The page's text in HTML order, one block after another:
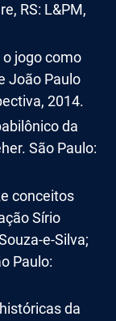
RS: L&PM,
jogo como
João Paulo
2014.
da
São Paulo:
conceitos
Sírio
e-Silva;
Paulo:
da